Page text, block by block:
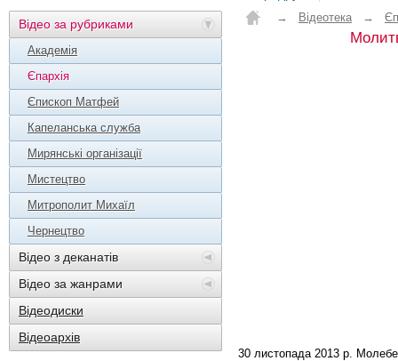
Відео за рубриками
Академія
Єпархія
Єпископ Матфей
Капеланська служба
Мирянські організації
Мистецтво
Митрополит Михаїл
Чернецтво
Відео з деканатів
Відео за жанрами
Відеодиски
Відеоархів
→ Відеотека →
30 листопада 2013 р.